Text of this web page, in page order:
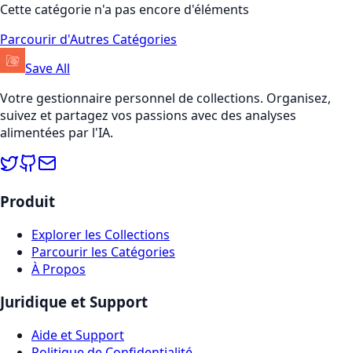
Cette catégorie n'a pas encore d'éléments
Parcourir d'Autres Catégories
Save All
Votre gestionnaire personnel de collections. Organisez,
suivez et partagez vos passions avec des analyses
alimentées par l'IA.
Produit
Explorer les Collections
Parcourir les Catégories
À Propos
Juridique et Support
Aide et Support